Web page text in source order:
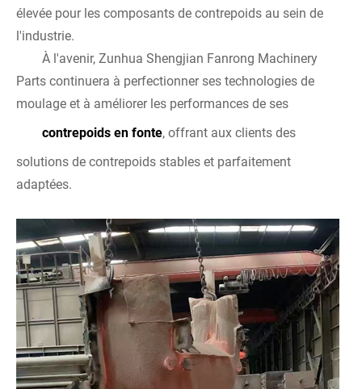
élevée pour les composants de contrepoids au sein de
l'industrie.
À l'avenir, Zunhua Shengjian Fanrong Machinery
Parts continuera à perfectionner ses technologies de
moulage et à améliorer les performances de ses
contrepoids en fonte, offrant aux clients des
solutions de contrepoids stables et parfaitement
adaptées.